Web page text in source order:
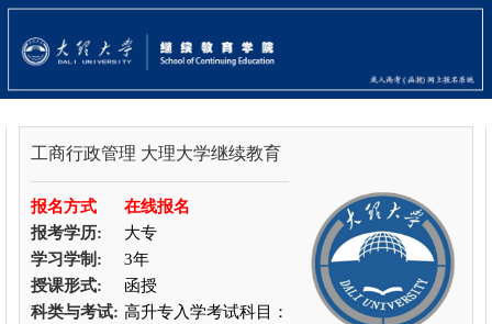
工商行政管理 大理大学继续教育
报名方式
在线报名
报考学历:
大专
学习学制:
3年
授课形式:
函授
科类与考试: 高升专入学考试科目：